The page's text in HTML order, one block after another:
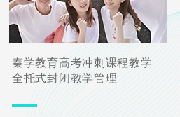
秦学教育高考冲刺课程教学
全托式封闭教学管理